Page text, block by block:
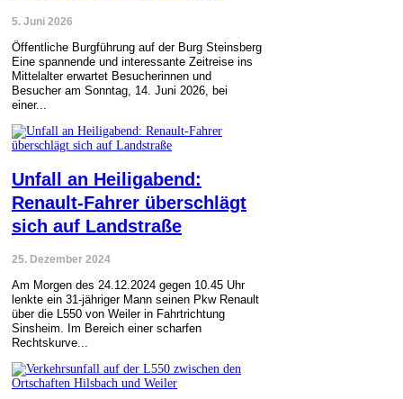
5. Juni 2026
Öffentliche Burgführung auf der Burg Steinsberg
Eine spannende und interessante Zeitreise ins
Mittelalter erwartet Besucherinnen und
Besucher am Sonntag, 14. Juni 2026, bei
einer...
Unfall an Heiligabend:
Renault-Fahrer überschlägt
sich auf Landstraße
25. Dezember 2024
Am Morgen des 24.12.2024 gegen 10.45 Uhr
lenkte ein 31-jähriger Mann seinen Pkw Renault
über die L550 von Weiler in Fahrtrichtung
Sinsheim. Im Bereich einer scharfen
Rechtskurve...